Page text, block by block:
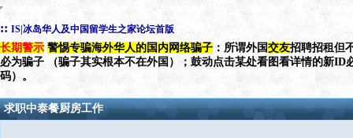
:: IS|冰岛华人及中国留学生之家论坛首版
长期警示 警惕专骗海外华人的国内网络骗子 ：所谓外国交友招聘招租但
必为骗子 （骗子其实根本不在外国）；鼓动点击某处看图看详情的新ID
码）。
求职中泰餐厨房工作